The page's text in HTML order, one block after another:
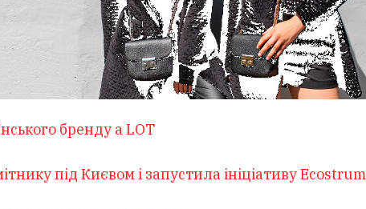
бренду a LOT
під Києвом і запустила ініціативу Ecostrum